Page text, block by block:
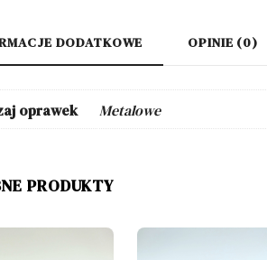
DODATKOWE OPINIE (0)
oprawek Metalowe
PRODUKTY